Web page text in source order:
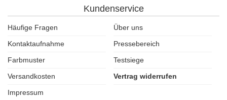
Kundenservice
Häufige Fragen
Über uns
Kontaktaufnahme
Pressebereich
Farbmuster
Testsiege
Versandkosten
Vertrag widerrufen
Impressum